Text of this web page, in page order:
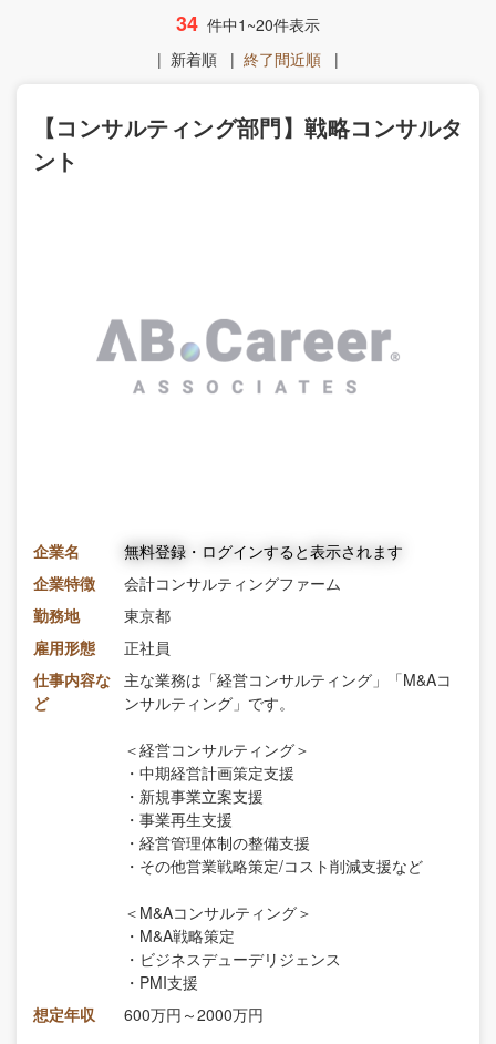
34 件中1~20件表示
| 新着順 | 終了間近順 |
【コンサルティング部門】戦略コンサルタ
ント
企業名
無料登録・ログインすると表示されます
企業特徴
会計コンサルティングファーム
勤務地
東京都
雇用形態
正社員
仕事内容な
ど
主な業務は「経営コンサルティング」「M&Aコ
ンサルティング」です。
＜経営コンサルティング＞
・中期経営計画策定支援
・新規事業立案支援
・事業再生支援
・経営管理体制の整備支援
・その他営業戦略策定/コスト削減支援など
＜M&Aコンサルティング＞
・M&A戦略策定
・ビジネスデューデリジェンス
・PMI支援
想定年収
600万円～2000万円